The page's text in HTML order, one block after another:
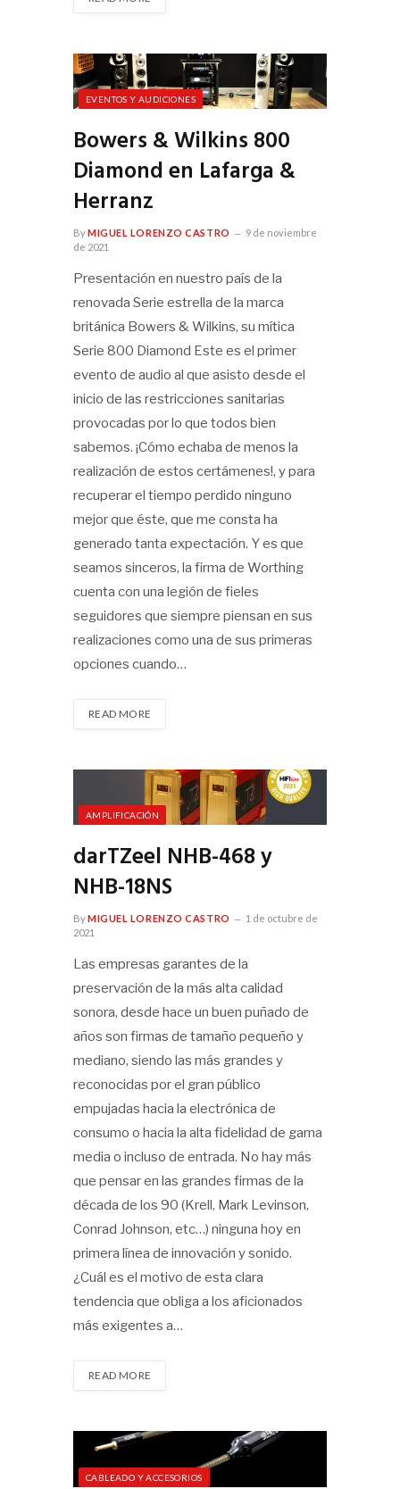
EVENTOS Y AUDICIONES
Bowers & Wilkins 800
Diamond en Lafarga &
Herranz
ByMIGUEL LORENZO CASTRO
9 de noviembre
de 2021
Presentación en nuestro país de la
renovada Serie estrella de la marca
británica Bowers & Wilkins, su mítica
Serie 800 Diamond Este es el primer
evento de audio al que asisto desde el
inicio de las restricciones sanitarias
provocadas por lo que todos bien
sabemos. ¡Cómo echaba de menos la
realización de estos certámenes!, y para
recuperar el tiempo perdido ninguno
mejor que éste, que me consta ha
generado tanta expectación. Y es que
seamos sinceros, la firma de Worthing
cuenta con una legión de fieles
seguidores que siempre piensan en sus
realizaciones como una de sus primeras
opciones cuando…
READ MORE
AMPLIFICACIÓN
darTZeel NHB-468 y
NHB-18NS
ByMIGUEL LORENZO CASTRO
1 de octubre de
2021
Las empresas garantes de la
preservación de la más alta calidad
sonora, desde hace un buen puñado de
años son firmas de tamaño pequeño y
mediano, siendo las más grandes y
reconocidas por el gran público
empujadas hacia la electrónica de
consumo o hacia la alta fidelidad de gama
media o incluso de entrada. No hay más
que pensar en las grandes firmas de la
década de los 90 (Krell, Mark Levinson,
Conrad Johnson, etc…) ninguna hoy en
primera línea de innovación y sonido.
¿Cuál es el motivo de esta clara
tendencia que obliga a los aficionados
más exigentes a…
READ MORE
CABLEADO Y ACCESORIOS